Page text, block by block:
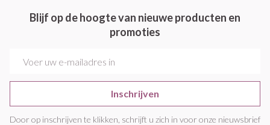
Blijf op de hoogte van nieuwe producten en
promoties
Inschrijven
Door op inschrijven te klikken, schrijft u zich in voor onze nieuwsbrief